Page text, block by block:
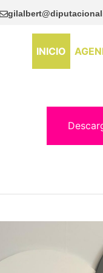
INICIO